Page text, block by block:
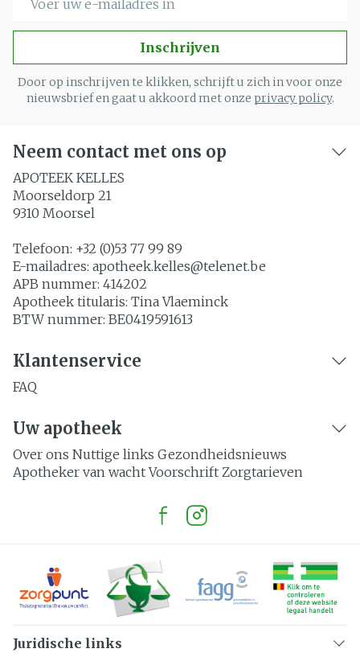
Inschrijven
Door op inschrijven te klikken, schrijft u zich in voor onze
nieuwsbrief en gaat u akkoord met onze privacy policy.
Neem contact met ons op
APOTEEK KELLES
Moorseldorp 21
9310 Moorsel
Telefoon: +32 (0)53 77 99 89
E-mailadres: apotheek.kelles@telenet.be
APB nummer: 414202
Apotheek titularis: Tina Vlaeminck
BTW nummer: BE0419591613
Klantenservice
FAQ
Uw apotheek
Over ons Nuttige links Gezondheidsnieuws
Apotheker van wacht Voorschrift Zorgtarieven
Juridische links